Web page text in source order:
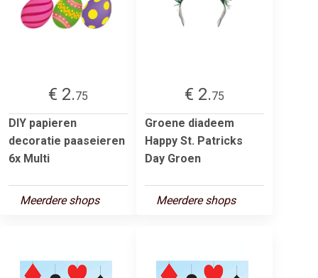
€ 2.75
DIY papieren
decoratie paaseieren
6x Multi
Meerdere shops
€ 2.75
Groene diadeem
Happy St. Patricks
Day Groen
Meerdere shops